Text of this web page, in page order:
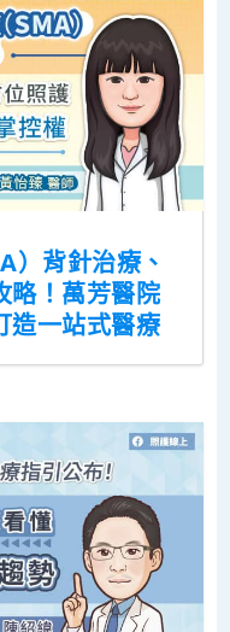
）背針治療、
略！萬芳醫院
造一站式醫療